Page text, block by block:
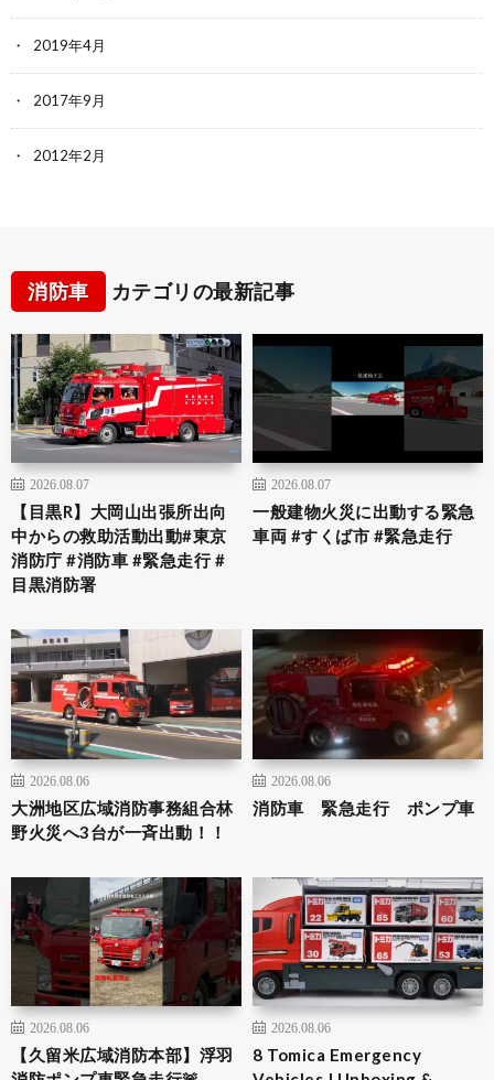
2019年4月
2017年9月
2012年2月
消防車 カテゴリの最新記事
2026.08.07
【目黒R】大岡山出張所出向
中からの救助活動出動#東京
消防庁 #消防車 #緊急走行 #
目黒消防署
2026.08.07
一般建物火災に出動する緊急
車両 #すくば市 #緊急走行
2026.08.06
大洲地区広域消防事務組合林
野火災へ3台が一斉出動！！
2026.08.06
消防車 緊急走行 ポンプ車
2026.08.06
【久留米広域消防本部】浮羽
2026.08.06
8 Tomica Emergency